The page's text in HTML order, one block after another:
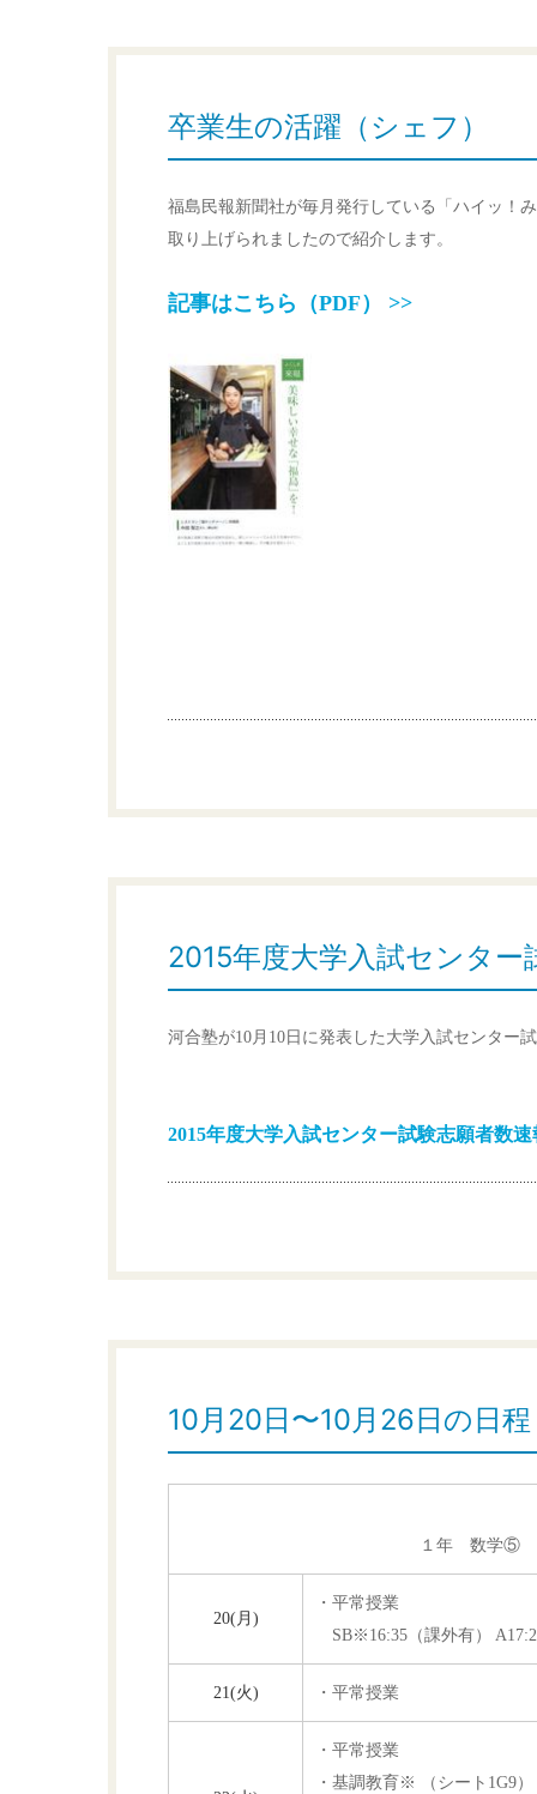
卒業生の活躍（シェフ）
福島民報新聞社が毎月発行している「ハイッ！
取り上げられましたので紹介します。
記事はこちら（PDF） >>
2015年度大学入試センター
河合塾が10月10日に発表した大学入試センター
2015年度大学入試センター試験志願者数速
10月20日〜10月26日の日程
１年 数学⑤
20(月)
・ 平常授業
SB※16:35（課外有）
21(火) ・平常授業
・平常授業
・基調教育※ （シート1G9）